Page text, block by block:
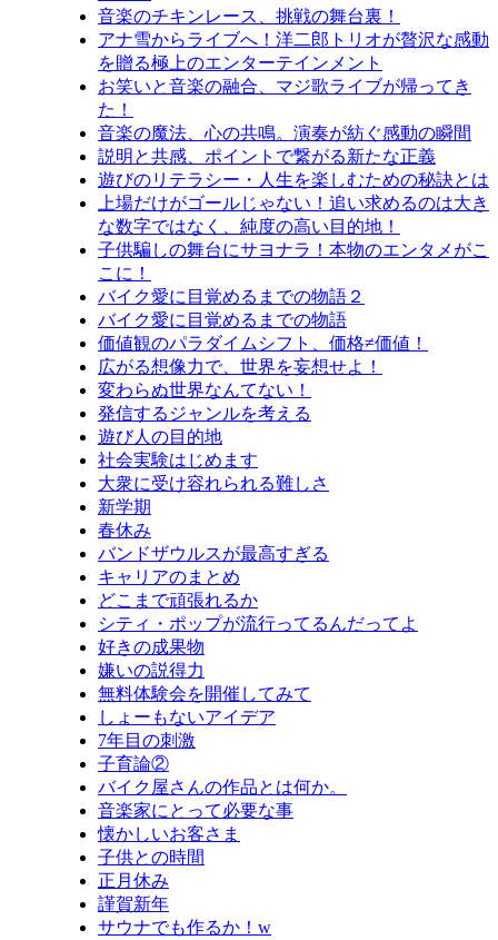
音楽のチキンレース、挑戦の舞台裏！
アナ雪からライブへ！洋二郎トリオが贅沢な感動
を贈る極上のエンターテインメント
お笑いと音楽の融合、マジ歌ライブが帰ってき
た！
音楽の魔法、心の共鳴。演奏が紡ぐ感動の瞬間
説明と共感、ポイントで繋がる新たな正義
遊びのリテラシー・人生を楽しむための秘訣とは
上場だけがゴールじゃない！追い求めるのは大き
な数字ではなく、純度の高い目的地！
子供騙しの舞台にサヨナラ！本物のエンタメがこ
こに！
バイク愛に目覚めるまでの物語２
バイク愛に目覚めるまでの物語
価値観のパラダイムシフト、価格≠価値！
広がる想像力で、世界を妄想せよ！
変わらぬ世界なんてない！
発信するジャンルを考える
遊び人の目的地
社会実験はじめます
大衆に受け容れられる難しさ
新学期
春休み
バンドザウルスが最高すぎる
キャリアのまとめ
どこまで頑張れるか
シティ・ポップが流行ってるんだってよ
好きの成果物
嫌いの説得力
無料体験会を開催してみて
しょーもないアイデア
7年目の刺激
子育論②
バイク屋さんの作品とは何か。
音楽家にとって必要な事
懐かしいお客さま
子供との時間
正月休み
謹賀新年
サウナでも作るか！w